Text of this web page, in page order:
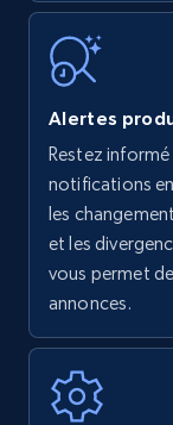
35.2K+
Amazon
URL, Product
rating object,
Author
Alertes
Restez
notifications
les
et les
vous permet
annonces.